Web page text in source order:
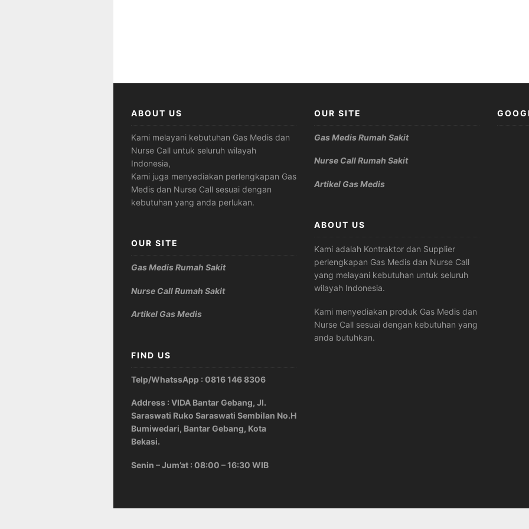
ABOUT US
Kami melayani kebutuhan Gas Medis dan
Nurse Call untuk seluruh wilayah
Indonesia,
Kami juga menyediakan perlengkapan Gas
Medis dan Nurse Call sesuai dengan
kebutuhan yang anda perlukan.
OUR SITE
Gas Medis Rumah Sakit
Nurse Call Rumah Sakit
Artikel Gas Medis
FIND US
Telp/WhatssApp : 0816 146 8306
Address : VIDA Bantar Gebang, Jl.
Saraswati Ruko Saraswati Sembilan No.H
Bumiwedari, Bantar Gebang, Kota
Bekasi.
Senin – Jum’at : 08:00 – 16:30 WIB
OUR SITE
Gas Medis Rumah Sakit
Nurse Call Rumah Sakit
Artikel Gas Medis
ABOUT US
Kami adalah Kontraktor dan Supplier
perlengkapan Gas Medis dan Nurse Call
yang melayani kebutuhan untuk seluruh
wilayah Indonesia.
Kami menyediakan produk Gas Medis dan
Nurse Call sesuai dengan kebutuhan yang
anda butuhkan.